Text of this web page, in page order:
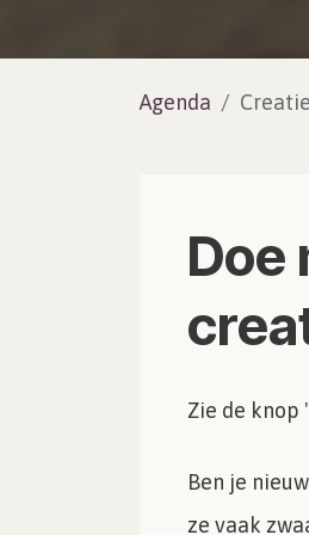
Agenda
Doe
Zie de knop
Ben je
ze vaak